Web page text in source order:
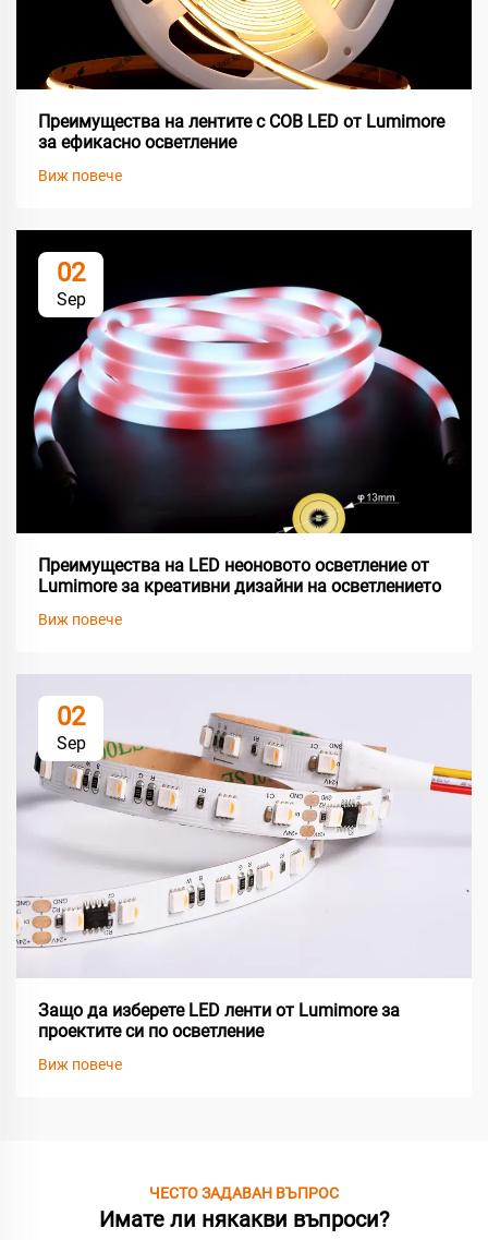
Преимущества на лентите с COB LED от Lumimore
за ефикасно осветление
Виж повече
02
Sep
Преимущества на LED неоновото осветление от
Lumimore за креативни дизайни на осветлението
Виж повече
02
Sep
Защо да изберете LED ленти от Lumimore за
проектите си по осветление
Виж повече
ЧЕСТО ЗАДАВАН ВЪПРОС
Имате ли някакви въпроси?